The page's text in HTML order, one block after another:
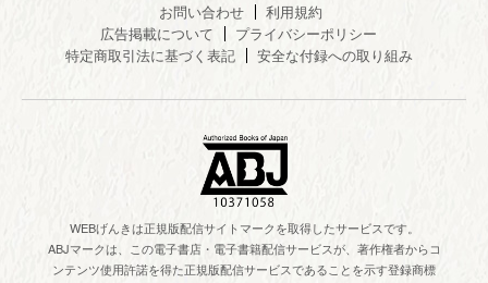
お問い合わせ
利用規約
広告掲載について
プライバシーポリシー
特定商取引法に基づく表記
安全な付録への取り組み
WEBげんきは正規版配信サイトマークを取得したサービスです。
ABJマークは、この電子書店・電子書籍配信サービスが、著作権者からコ
ンテンツ使用許諾を得た正規版配信サービスであることを示す登録商標